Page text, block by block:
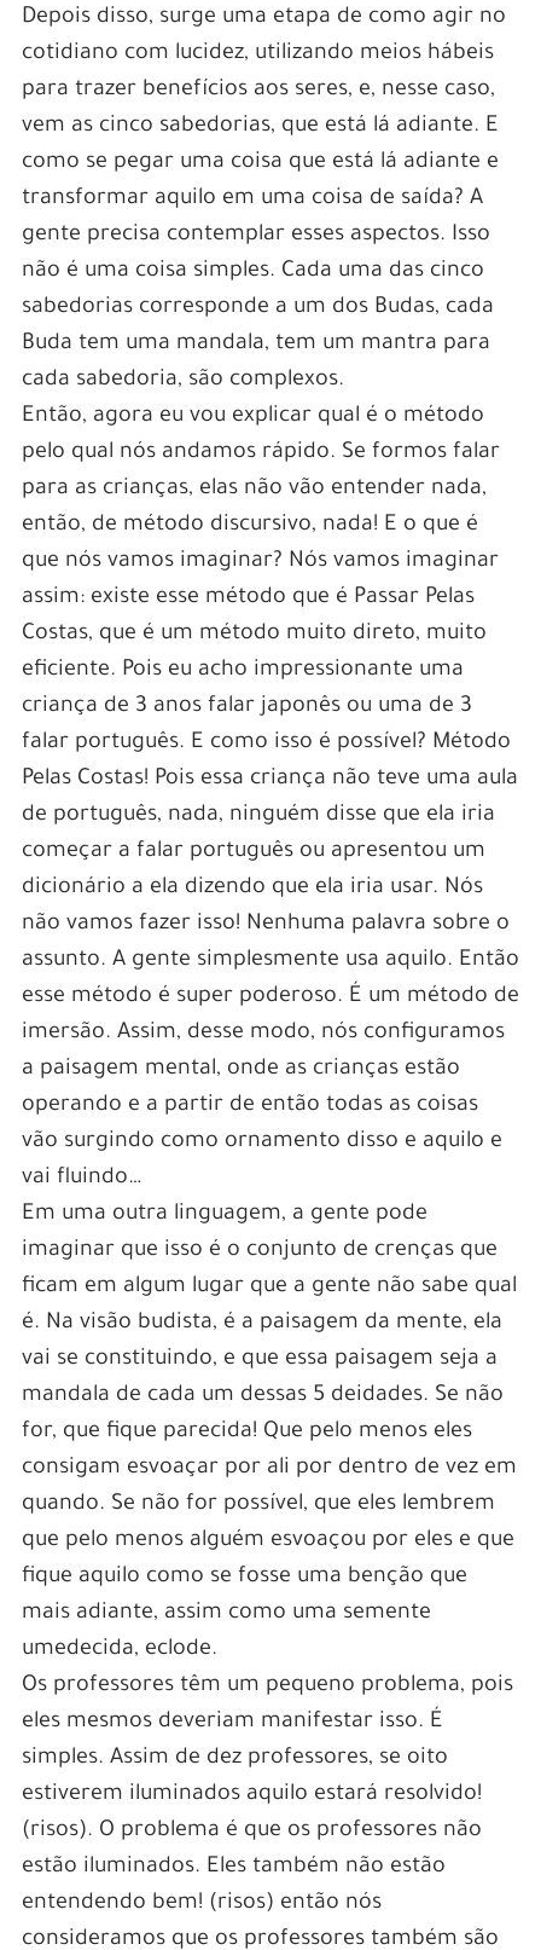
Depois disso, surge uma etapa de como agir no
cotidiano com lucidez, utilizando meios hábeis
para trazer benefícios aos seres, e, nesse caso,
vem as cinco sabedorias, que está lá adiante. E
como se pegar uma coisa que está lá adiante e
transformar aquilo em uma coisa de saída? A
gente precisa contemplar esses aspectos. Isso
não é uma coisa simples. Cada uma das cinco
sabedorias corresponde a um dos Budas, cada
Buda tem uma mandala, tem um mantra para
cada sabedoria, são complexos.
Então, agora eu vou explicar qual é o método
pelo qual nós andamos rápido. Se formos falar
para as crianças, elas não vão entender nada,
então, de método discursivo, nada! E o que é
que nós vamos imaginar? Nós vamos imaginar
assim: existe esse método que é Passar Pelas
Costas, que é um método muito direto, muito
eficiente. Pois eu acho impressionante uma
criança de 3 anos falar japonês ou uma de 3
falar português. E como isso é possível? Método
Pelas Costas! Pois essa criança não teve uma aula
de português, nada, ninguém disse que ela iria
começar a falar português ou apresentou um
dicionário a ela dizendo que ela iria usar. Nós
não vamos fazer isso! Nenhuma palavra sobre o
assunto. A gente simplesmente usa aquilo. Então
esse método é super poderoso. É um método de
imersão. Assim, desse modo, nós configuramos
a paisagem mental, onde as crianças estão
operando e a partir de então todas as coisas
vão surgindo como ornamento disso e aquilo e
vai fluindo…
Em uma outra linguagem, a gente pode
imaginar que isso é o conjunto de crenças que
ficam em algum lugar que a gente não sabe qual
é. Na visão budista, é a paisagem da mente, ela
vai se constituindo, e que essa paisagem seja a
mandala de cada um dessas 5 deidades. Se não
for, que fique parecida! Que pelo menos eles
consigam esvoaçar por ali por dentro de vez em
quando. Se não for possível, que eles lembrem
que pelo menos alguém esvoaçou por eles e que
fique aquilo como se fosse uma benção que
mais adiante, assim como uma semente
umedecida, eclode.
Os professores têm um pequeno problema, pois
eles mesmos deveriam manifestar isso. É
simples. Assim de dez professores, se oito
estiverem iluminados aquilo estará resolvido!
(risos). O problema é que os professores não
estão iluminados. Eles também não estão
entendendo bem! (risos) então nós
consideramos que os professores também são